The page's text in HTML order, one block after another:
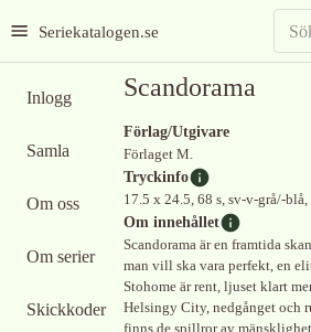
Seriekatalogen.se
Inlogg
Samla
Om oss
Om serier
Skickkoder
Scandorama
Förlag/Utgivare
Förlaget M.
Tryckinfo
17.5 x 24.5, 68 s, sv-v-grå/-
Om innehållet
Scandorama är en framtida
man vill ska vara perfekt, en
Stohome är rent, ljuset klart
Helsingy City, nedgånget och
finns de spillror av